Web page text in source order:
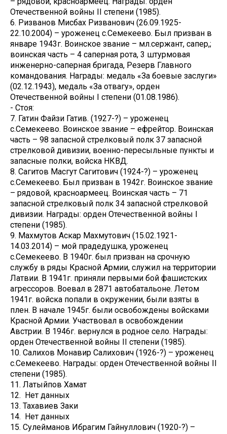
Отечественной войны II степени (1985).
6. Ризванов Мисбах Ризванович (26.09.1925-
22.10.2004) – уроженец с.Семекеево. Был призван в
январе 1943г. Воинское звание – мл.сержант, сапер,;
воинская часть – 4 саперная рота, 3 штурмовая
инженерно-саперная бригада, Резерв Главного
командования. Награды: медаль «За боевые заслуги»
(02.12.1943), медаль «За отвагу», орден
Отечественной войны I степени (01.08.1986).
- Стоя:
7. Гатин Файзи Гатив. (1927-?) – уроженец
с.Семекеево. Воинское звание – ефрейтор. Воинская
часть – 98 запасной стрелковый полк 37 запасной
стрелковой дивизии, военно-пересыльные пункты и
запасные полки, войска НКВД.
8. Сагитов Масгут Сагитович (1924-?) – уроженец
с.Семекеево. Был призван в 1942г. Воинское звание
– рядовой, красноармеец. Воинская часть – 71
запасной стрелковый полк 34 запасной стрелковой
дивизии. Награды: орден Отечественной войны I
степени (1985).
9. Махмутов Аскар Махмутович (15.02.1921-
14.03.2014) – мой прадедушка, уроженец
с.Семекеево. В 1940г. был призван на срочную
службу в ряды Красной Армии, служил на территории
Латвии. В 1941г. приняли первыми бой фашистских
агрессоров. Воевал в 2871 автобатальоне. Летом
1941г. войска попали в окружении, были взяты в
плен. В начале 1945г. были освобождены войсками
Красной Армии. Участвовал в освобождении
Австрии. В 1946г. вернулся в родное село. Награды:
орден Отечественной войны II степени (1985).
10. Салихов Монавир Салихович (1926-?) – уроженец
с.Семекеево. Награды: орден Отечественной войны II
степени (1985).
11. Латыйпов Хамат
12. Нет данных
13. Тахавиев Заки
14. Нет данных
15. Сулейманов Ибрагим Гайнуллович (1920-?) –